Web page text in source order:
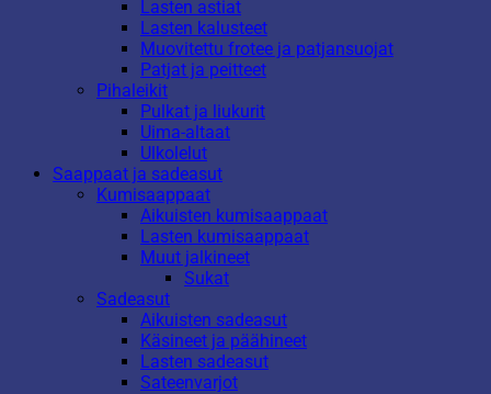
Lasten astiat
Lasten kalusteet
Muovitettu frotee ja patjansuojat
Patjat ja peitteet
Pihaleikit
Pulkat ja liukurit
Uima-altaat
Ulkolelut
Saappaat ja sadeasut
Kumisaappaat
Aikuisten kumisaappaat
Lasten kumisaappaat
Muut jalkineet
Sukat
Sadeasut
Aikuisten sadeasut
Käsineet ja päähineet
Lasten sadeasut
Sateenvarjot